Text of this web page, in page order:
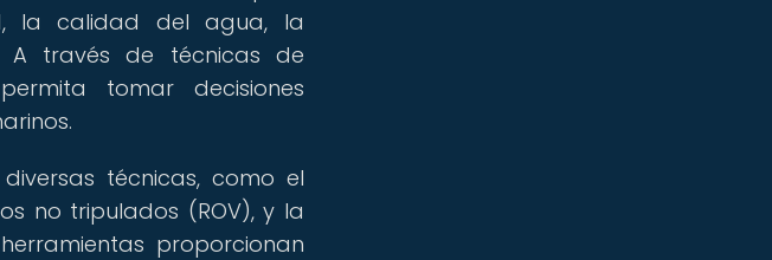
la calidad del agua, la
A través de técnicas de
tomar decisiones
técnicas, como el
no tripulados (ROV), y la
proporcionan